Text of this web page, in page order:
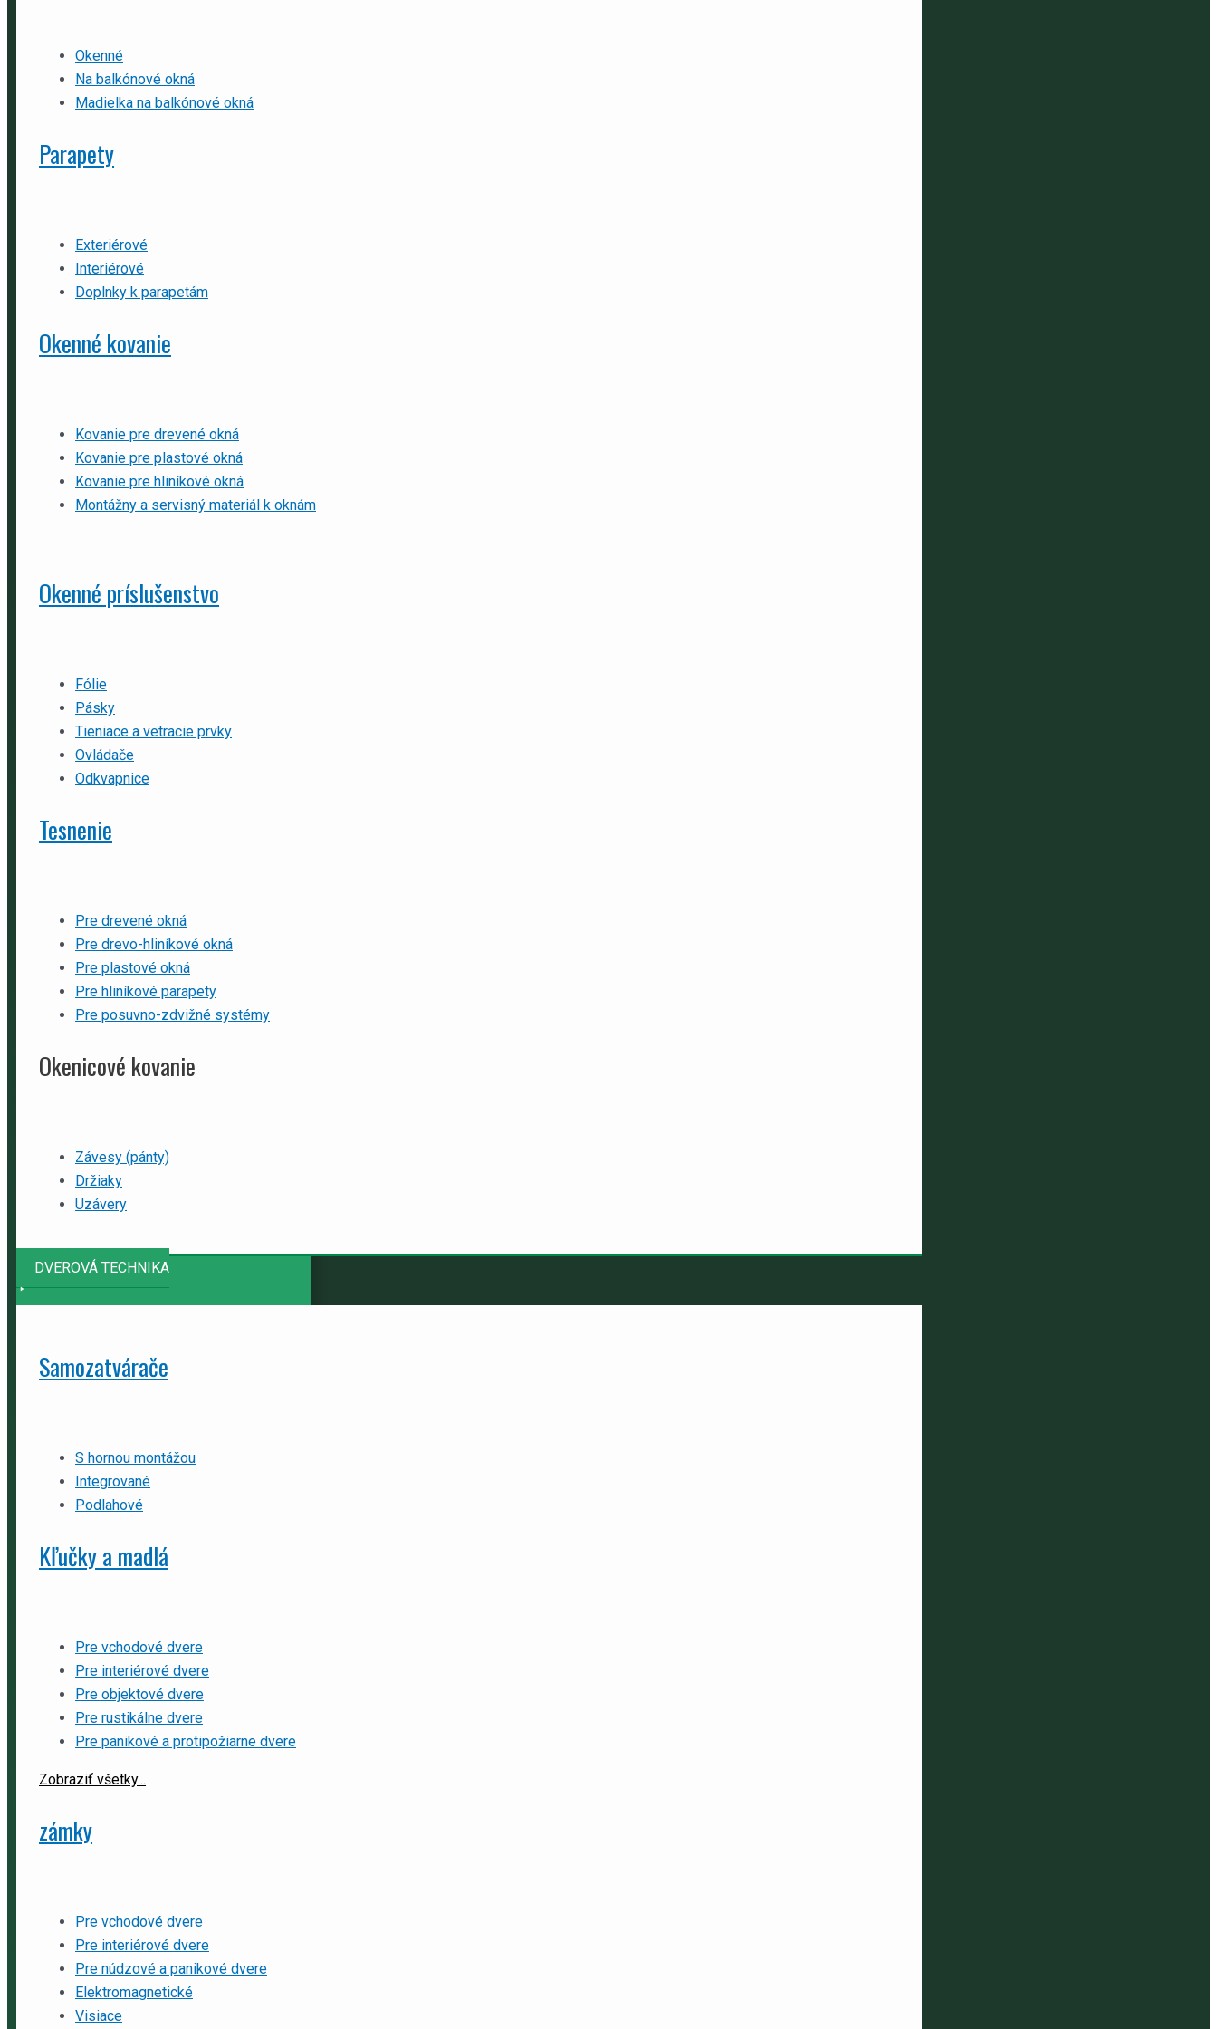
Okenné
Na balkónové okná
Madielka na balkónové okná
Parapety
Exteriérové
Interiérové
Doplnky k parapetám
Okenné kovanie
Kovanie pre drevené okná
Kovanie pre plastové okná
Kovanie pre hliníkové okná
Montážny a servisný materiál k oknám
Okenné príslušenstvo
Fólie
Pásky
Tieniace a vetracie prvky
Ovládače
Odkvapnice
Tesnenie
Pre drevené okná
Pre drevo-hliníkové okná
Pre plastové okná
Pre hliníkové parapety
Pre posuvno-zdvižné systémy
Okenicové kovanie
Závesy (pánty)
Držiaky
Uzávery
DVEROVÁ TECHNIKA
Samozatvárače
S hornou montážou
Integrované
Podlahové
Kľučky a madlá
Pre vchodové dvere
Pre interiérové dvere
Pre objektové dvere
Pre rustikálne dvere
Pre panikové a protipožiarne dvere
Zobraziť všetky...
zámky
Pre vchodové dvere
Pre interiérové dvere
Pre núdzové a panikové dvere
Elektromagnetické
Visiace